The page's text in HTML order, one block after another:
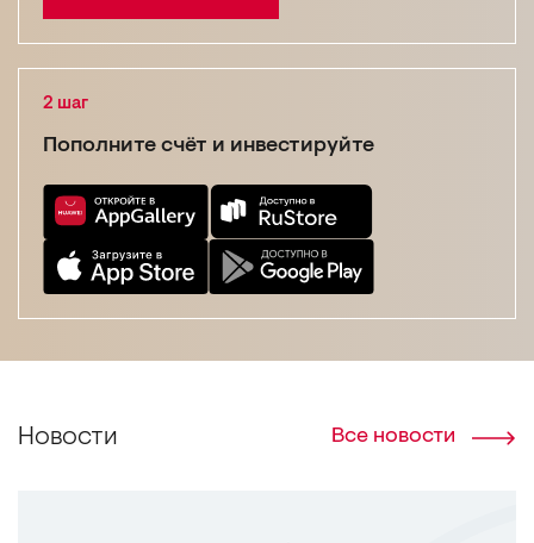
2 шаг
Пополните счёт и инвестируйте
Новости Все новости